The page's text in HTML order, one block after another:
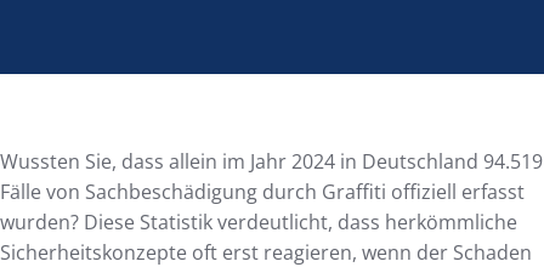
Wussten Sie, dass allein im Jahr 2024 in Deutschland 94.519
Fälle von Sachbeschädigung durch Graffiti offiziell erfasst
wurden? Diese Statistik verdeutlicht, dass herkömmliche
Sicherheitskonzepte oft erst reagieren, wenn der Schaden